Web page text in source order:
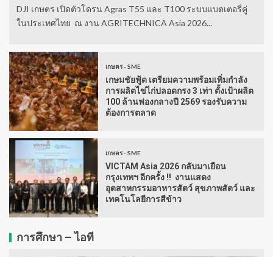
DJI เกษตร เปิดตัวโดรน Agras T55 และ T100 ระบบแบตเตอรี่คู่
ในประเทศไทย ณ งาน AGRITECHNICA Asia 2026...
เกษตร - SME
เกษมชัยฟู้ด เตรียมความพร้อมเพิ่มกำลัง
การผลิตไข่ไก่ปลอดกรง 3 เท่า ตั้งเป้าผลิต
100 ล้านฟองกลางปี 2569 รองรับความ
ต้องการตลาด
เกษตร - SME
VICTAM Asia 2026 กลับมาเยือน
กรุงเทพฯ อีกครั้ง !! งานแสดง
อุตสาหกรรมอาหารสัตว์ สุขภาพสัตว์ และ
เทคโนโลยีการสีข้าว
การศึกษา – ไอที